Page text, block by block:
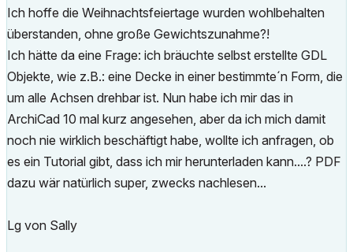
Ich hoffe die Weihnachtsfeiertage wurden wohlbehalten
überstanden, ohne große Gewichtszunahme?!
Ich hätte da eine Frage: ich bräuchte selbst erstellte GDL
Objekte, wie z.B.: eine Decke in einer bestimmte´n Form, die
um alle Achsen drehbar ist. Nun habe ich mir das in
ArchiCad 10 mal kurz angesehen, aber da ich mich damit
noch nie wirklich beschäftigt habe, wollte ich anfragen, ob
es ein Tutorial gibt, dass ich mir herunterladen kann....? PDF
dazu wär natürlich super, zwecks nachlesen...
Lg von Sally